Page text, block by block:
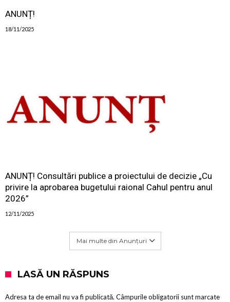
ANUNȚ!
18/11/2025
ANUNȚ! Consultări publice a proiectului de decizie „Cu
privire la aprobarea bugetului raional Cahul pentru anul
2026”
12/11/2025
Mai multe din Anunțuri
LASĂ UN RĂSPUNS
Adresa ta de email nu va fi publicată. Câmpurile obligatorii sunt marcate